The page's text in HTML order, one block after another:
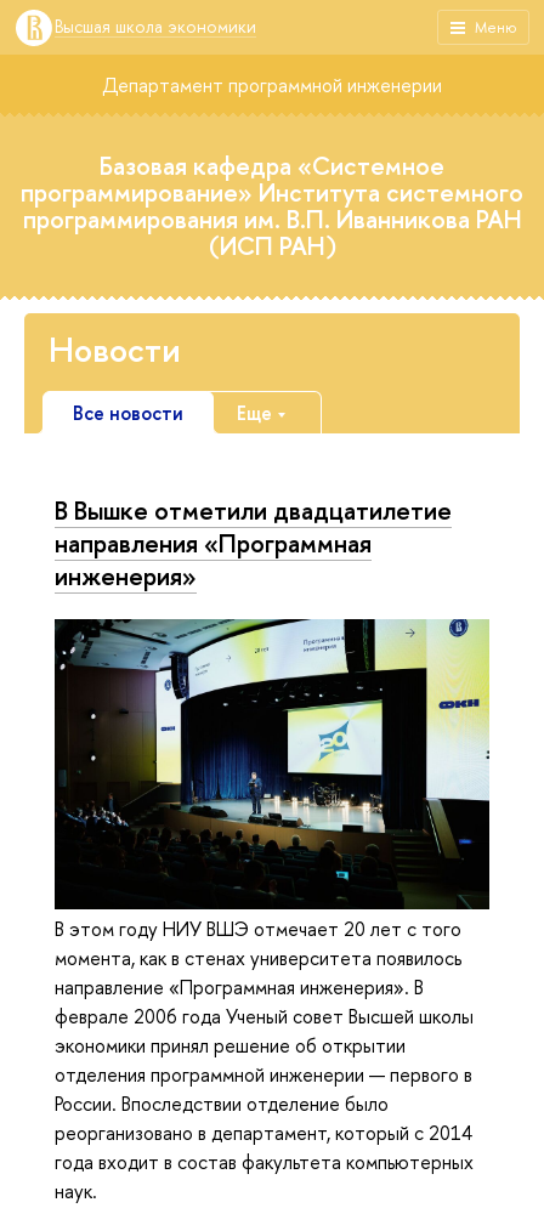
Меню
Высшая школа экономики
Департамент программной инженерии
Базовая кафедра «Системное
программирование» Института системного
программирования им. В.П. Иванникова РАН
(ИСП РАН)
Новости
Все новости Еще
В Вышке отметили двадцатилетие
направления «Программная
инженерия»
В этом году НИУ ВШЭ отмечает 20 лет с того
момента, как в стенах университета появилось
направление «Программная инженерия». В
феврале 2006 года Ученый совет Высшей школы
экономики принял решение об открытии
отделения программной инженерии — первого в
России. Впоследствии отделение было
реорганизовано в департамент, который с 2014
года входит в состав факультета компьютерных
наук.